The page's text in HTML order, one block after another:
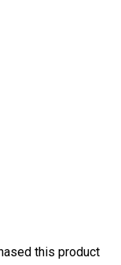
this product